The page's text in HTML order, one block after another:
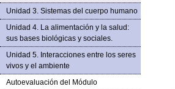
Unidad 3. Sistemas del cuerpo humano
Unidad 4. La alimentación y la salud:
sus bases biológicas y sociales.
Unidad 5. Interacciones entre los seres
vivos y el ambiente
Autoevaluación del Módulo